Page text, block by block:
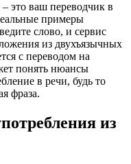
это ваш переводчик в
примеры
слово, и сервис
из двухъязычных
с переводом на
понять нюансы
в речи, будь то
фраза.
из